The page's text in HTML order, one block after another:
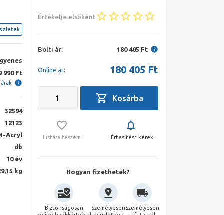
990 Ft
32594
12123
Acryl
db
10 év
kg
Értékelje elsőként
Bolti ár: 180 405 Ft
Online ár: 180 405 Ft
Listára teszem Értesítést kérek
Hogyan fizethetek?
Biztonságosan
SzemélyesenSzemélyesen